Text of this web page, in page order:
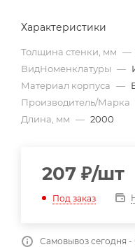
Характеристики
Толщина стенки, мм —
ВидНоменклатуры —
Материал корпуса —
Производитель/Марка
Длина, мм — 2000
207 ₽/шт
Под заказ
Самовывоз сегодня -